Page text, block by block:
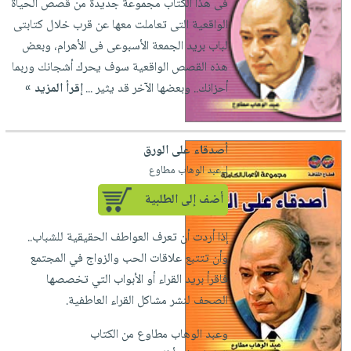
العناية
بالأسنان
الحمية
والتغذية
أدوات
المائدة
الأوعية
والتخزين
أدوات
المطبخ
الأكثر
مبيعاً
العودة
للمدارس
اكسسوارات
كتب
اكسسوارات
منزلية
اكسسوارات
ملابس
مطرزات
حقائب
حلي
عناية
بالذات
شحن
مجاني
بنود
مختارة
اشتراكات
كل
الاشتراكات
صندوق
القراءة
iKitab
بلا
حدود
بحث
متقدم
نيل
وفرات
عن
الشركة
سياسة
الشركة
حسابك
لائحة
الأمنيات
الواقعية التى تعاملت معها عن قرب خلال كتابتى
لباب بريد الجمعة الأسبوعى فى الأهرام، وبعض
هذه القصص الواقعية سوف يحرك أشجانك وربما
أحزانك.. وبعضها الآخر قد يثير ...إقرأ المزيد »
أصدقاء على الورق
لـ عبد الوهاب مطاوع
أضف إلى الطلبية
إذا أردت أن تعرف العواطف الحقيقية للشباب..
وأن تتتبع علاقات الحب والزواج في المجتمع
فاقرأ بريد القراء أو الأبواب التي تخصصها
الصحف لنشر مشاكل القراء العاطفية.
وعبد الوهاب مطاوع من الكتاب